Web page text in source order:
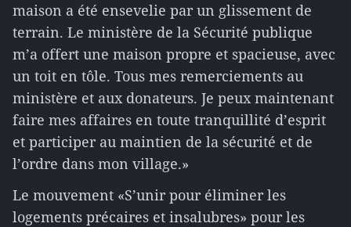
maison a été ensevelie par un glissement de
terrain. Le ministère de la Sécurité publique
m’a offert une maison propre et spacieuse, avec
un toit en tôle. Tous mes remerciements au
ministère et aux donateurs. Je peux maintenant
faire mes affaires en toute tranquillité d’esprit
et participer au maintien de la sécurité et de
l’ordre dans mon village.»
Le mouvement «S’unir pour éliminer les
logements précaires et insalubres» pour les